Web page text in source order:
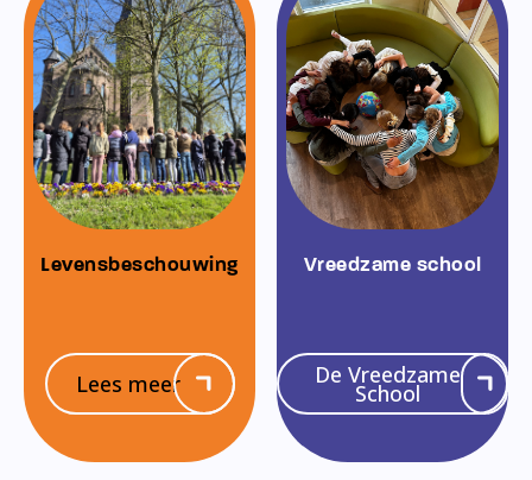
Levensbeschouwing
Lees meer
Vreedzame school
De Vreedzame
School